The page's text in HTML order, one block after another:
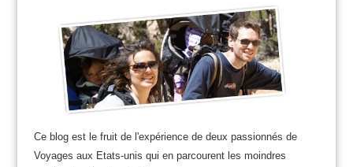
Ce blog est le fruit de l'expérience de deux passionnés de
Voyages aux Etats-unis qui en parcourent les moindres